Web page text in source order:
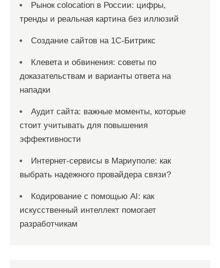
Рынок colocation в России: цифры,
тренды и реальная картина без иллюзий
Создание сайтов на 1С-Битрикс
Клевета и обвинения: советы по
доказательствам и варианты ответа на
нападки
Аудит сайта: важные моменты, которые
стоит учитывать для повышения
эффективности
Интернет-сервисы в Мариуполе: как
выбрать надежного провайдера связи?
Кодирование с помощью AI: как
искусственный интеллект помогает
разработчикам